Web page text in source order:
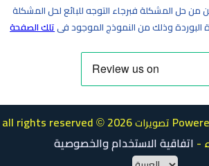
حل المشكلة فبرجاء التوجه للبائع لحل المشكلة
البوردة وذلك من النموذج الموجود فىتلك الصفحة
all rights reserved © تصويرات 2026
- اتفاقية الاستخدام والخصوصية